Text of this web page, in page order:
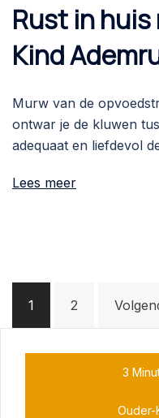
Rust in
Kind
Murw van de
ontwar je de kluwen
adequaat en liefdevol
Lees meer
paginering
1 2
3
Ouder-